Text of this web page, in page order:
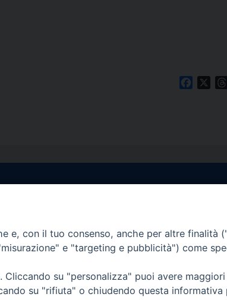
di Stabia (NA)
tel. 0818714501
Giorni ed Orari Apertura Uffici:
Lunedì e Mercoledì ore 09:00 – 13:00
Uffici Matrimoni:
e, con il tuo consenso, anche per altre finalità
e "targeting e pubblicità") come
su "personalizza" puoi avere
su "rifiuta" o chiudendo questa informativa